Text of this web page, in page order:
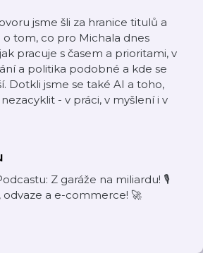
jsme šli za hranice titulů a
o tom, co pro Michala dnes
pracuje s časem a prioritami, v
a politika podobné a kde se
Dotkli jsme se také AI a toho,
- v práci, v myšlení i v
Z garáže na miliardu! 🎙️
odvaze a e-commerce! 🚀